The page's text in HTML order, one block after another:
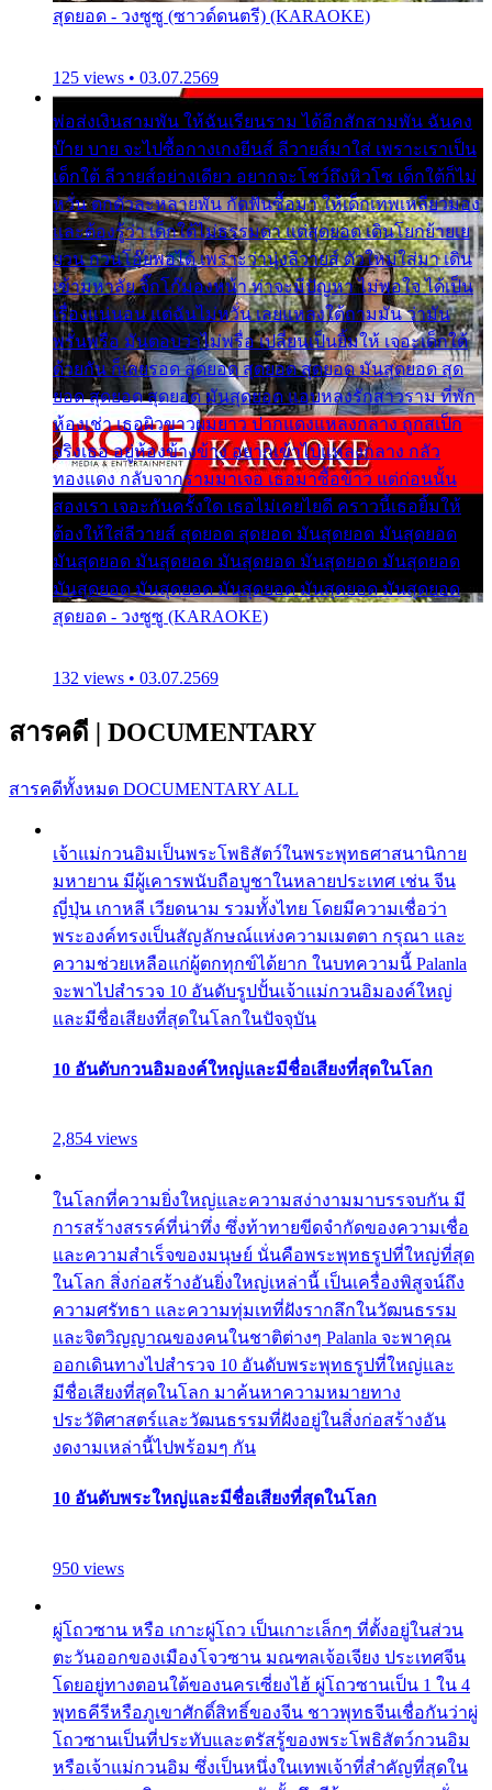
สุดยอด - วงซูซู (ซาวด์ดนตรี) (KARAOKE)
125 views • 03.07.2569
พ่อส่งเงินสามพัน ให้ฉันเรียนราม ได้อีกสักสามพัน ฉันคง
บ๊าย บาย จะไปซื้อกางเกงยีนส์ ลีวายส์มาใส่ เพราะเราเป็น
เด็กใต้ ลีวายส์อย่างเดียว อยากจะโชว์ถึงหิวโซ เด็กใต้ก็ไม่
หวั่น ตกตัวละหลายพัน กัดฟันซื้อมา ให้เด็กเทพเหลียวมอง
และต้องรู้ว่า เด็กใต้ไม่ธรรมดา แต่สุดยอด เดินโยกย้ายเย
ยวน กวนโอ๊ยพอได้ เพราะว่านุ่งลีวายส์ ตัวใหม่ใส่มา เดิน
เข้ามหาลัย จิ๊กโก๊มองหน้า ท่าจะมีปัญหา ไม่พอใจ ได้เป็น
เรื่องแน่นอน แต่ฉันไม่หวั่น เลยแหลงใต้ถามมัน ว่ามัน
พรั่นพรือ มันตอบว่าไม่พรื่อ เปลี่ยนเป็นยิ้มให้ เจอะเด็กใต้
ด้วยกัน ก็เลยรอด สุดยอด สุดยอด สุดยอด มันสุดยอด สุด
ยอด สุดยอด สุดยอด มันสุดยอด แอบหลงรักสาวราม ที่พัก
ห้องเช่า เธอผิวขาวผมยาว ปากแดงแหลงกลาง ถูกสเป็ก
จริงเธอ อยู่ห้องข้างข้าง อยากเข้าไปแหลงกลาง กลัว
ทองแดง กลับจากรามมาเจอ เธอมาซื้อข้าว แต่ก่อนนั้น
สองเรา เจอะกันครั้งใด เธอไม่เคยไยดี คราวนี้เธอยิ้มให้
ต้องให้ใส่ลีวายส์ สุดยอด สุดยอด มันสุดยอด มันสุดยอด
มันสุดยอด มันสุดยอด มันสุดยอด มันสุดยอด มันสุดยอด
มันสุดยอด มันสุดยอด มันสุดยอด มันสุดยอด มันสุดยอด
สุดยอด - วงซูซู (KARAOKE)
132 views • 03.07.2569
สารคดี | DOCUMENTARY
สารคดีทั้งหมด DOCUMENTARY ALL
เจ้าแม่กวนอิมเป็นพระโพธิสัตว์ในพระพุทธศาสนานิกาย
มหายาน มีผู้เคารพนับถือบูชาในหลายประเทศ เช่น จีน
ญี่ปุ่น เกาหลี เวียดนาม รวมทั้งไทย โดยมีความเชื่อว่า
พระองค์ทรงเป็นสัญลักษณ์แห่งความเมตตา กรุณา และ
ความช่วยเหลือแก่ผู้ตกทุกข์ได้ยาก ในบทความนี้ Palanla
จะพาไปสำรวจ 10 อันดับรูปปั้นเจ้าแม่กวนอิมองค์ใหญ่
และมีชื่อเสียงที่สุดในโลกในปัจจุบัน
10 อันดับกวนอิมองค์ใหญ่และมีชื่อเสียงที่สุดในโลก
2,854 views
ในโลกที่ความยิ่งใหญ่และความสง่างามมาบรรจบกัน มี
การสร้างสรรค์ที่น่าทึ่ง ซึ่งท้าทายขีดจำกัดของความเชื่อ
และความสำเร็จของมนุษย์ นั่นคือพระพุทธรูปที่ใหญ่ที่สุด
ในโลก สิ่งก่อสร้างอันยิ่งใหญ่เหล่านี้ เป็นเครื่องพิสูจน์ถึง
ความศรัทธา และความทุ่มเทที่ฝังรากลึกในวัฒนธรรม
และจิตวิญญาณของคนในชาติต่างๆ Palanla จะพาคุณ
ออกเดินทางไปสำรวจ 10 อันดับพระพุทธรูปที่ใหญ่และ
มีชื่อเสียงที่สุดในโลก มาค้นหาความหมายทาง
ประวัติศาสตร์และวัฒนธรรมที่ฝังอยู่ในสิ่งก่อสร้างอัน
งดงามเหล่านี้ไปพร้อมๆ กัน
10 อันดับพระใหญ่และมีชื่อเสียงที่สุดในโลก
950 views
ผู่โถวซาน หรือ เกาะผู่โถว เป็นเกาะเล็กๆ ที่ตั้งอยู่ในส่วน
ตะวันออกของเมืองโจวซาน มณฑลเจ้อเจียง ประเทศจีน
โดยอยู่ทางตอนใต้ของนครเซี่ยงไฮ้ ผู่โถวซานเป็น 1 ใน 4
พุทธคีรีหรือภูเขาศักดิ์สิทธิ์ของจีน ชาวพุทธจีนเชื่อกันว่าผู่
โถวซานเป็นที่ประทับและตรัสรู้ของพระโพธิสัตว์กวนอิม
หรือเจ้าแม่กวนอิม ซึ่งเป็นหนึ่งในเทพเจ้าที่สำคัญที่สุดใน